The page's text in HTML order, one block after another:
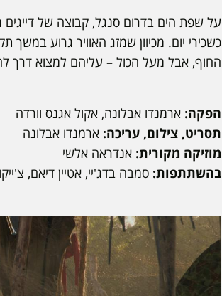
על שפת הים בדרום סנגל, קבוצה של
כשכירי יום. מכיוון שמזג האוויר גרוע
החוף, אבל מעל הכול – עליהם למצוא דרך
הפקה: ארמנדו אבלונה, אקול אגנס וורדה
תסריט, צילום, עריכה: ארמנדו אבלונה
מוזיקה מקורית: אנדראה אלשי
בהשתתפות: סמבה בדג'יי, אטיין דיאם,